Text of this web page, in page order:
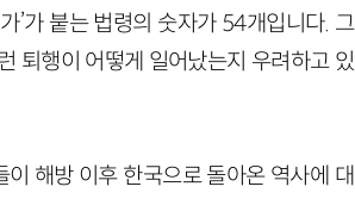
’가 붙는 법령의 숫자가 54개입니다. 그
퇴행이 어떻게 일어났는지 우려하고 있
해방 이후 한국으로 돌아온 역사에 대